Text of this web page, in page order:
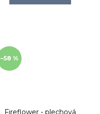
–58 %